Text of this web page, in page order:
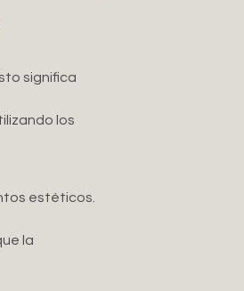
significa
los
estéticos.
la